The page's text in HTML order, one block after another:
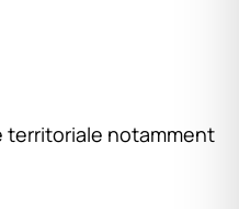
territoriale notamment